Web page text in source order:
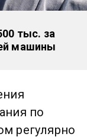
тыс. за
машины
по
регулярно